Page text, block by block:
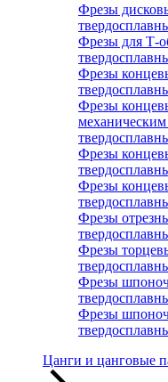
Фрезы
Фрезы для Т-
Фрезы
Фрезы
Фрезы
Фрезы
Фрезы
Фрезы
Фрезы
Фрезы
Цанги и цанговые